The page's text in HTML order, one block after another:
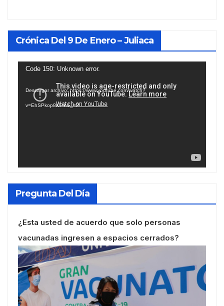
Crónica Del 9 De Enero – Juliaca
Reproductor
vídeo
Code 150: Unknown error.
Descargar archivo: https://www.youtube.com/watch?
v=EhSPkop8KPY&_=2
Pregunta Del Día
¿Esta usted de acuerdo que solo personas
vacunadas ingresen a espacios cerrados?